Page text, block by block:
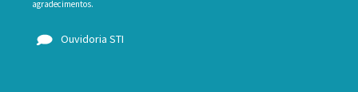
agradecimentos.
Ouvidoria STI